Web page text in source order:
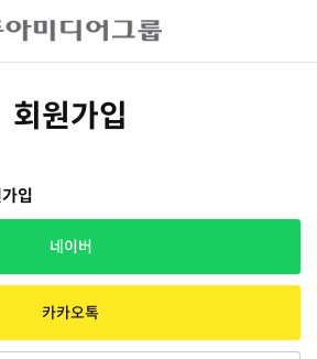
회원가입
입
네이버
카카오톡